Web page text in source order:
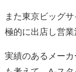
また東京ビッグ
極的に出店し営業
実績のあるメー